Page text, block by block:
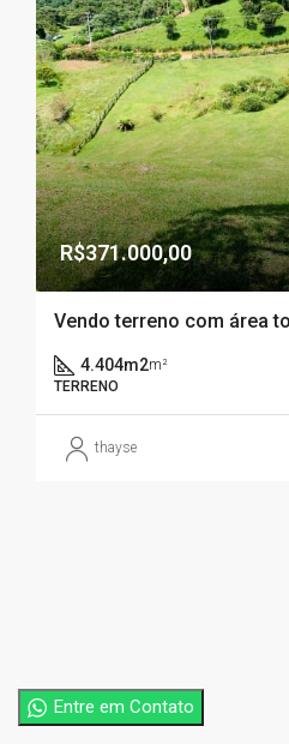
R$371.000,00
4.404m2m²
TERRENO
thayse
Entre em Contato